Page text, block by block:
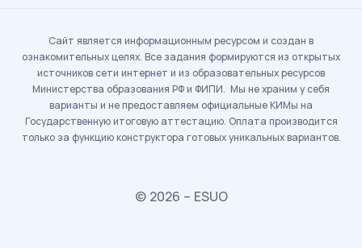
Сайт является информационным ресурсом и создан в
ознакомительных целях. Все задания формируются из открытых
источников сети интернет и из образовательных ресурсов
Министерства образования РФ и ФИПИ. Мы не храним у себя
варианты и не предоставляем официальные КИМы на
Государственную итоговую аттестацию. Оплата производится
только за функцию конструктора готовых уникальных вариантов.
© 2026 – ESUO